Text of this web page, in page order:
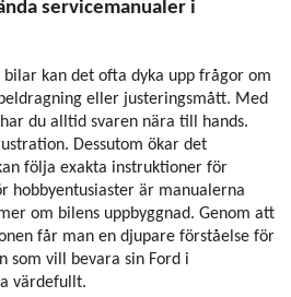
servicemanualer i
kan det ofta dyka upp frågor om
eller justeringsmått. Med
du alltid svaren nära till hands.
Dessutom ökar det
följa exakta instruktioner för
hobbyentusiaster är manualerna
om bilens uppbyggnad. Genom att
får man en djupare förståelse för
som vill bevara sin Ford i
värdefullt.